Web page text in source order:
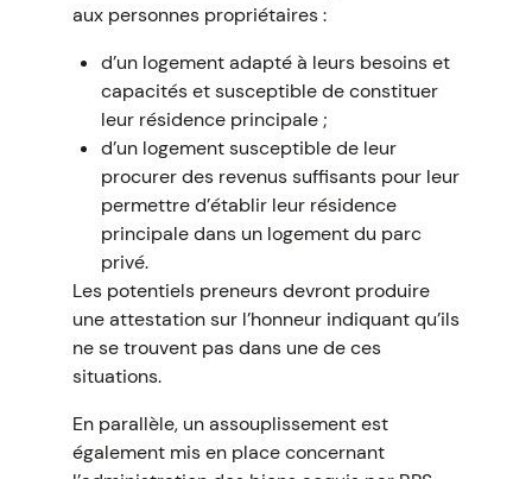
aux personnes propriétaires :
d’un logement adapté à leurs besoins et
capacités et susceptible de constituer
leur résidence principale ;
d’un logement susceptible de leur
procurer des revenus suffisants pour leur
permettre d’établir leur résidence
principale dans un logement du parc
privé.
Les potentiels preneurs devront produire
une attestation sur l’honneur indiquant qu’ils
ne se trouvent pas dans une de ces
situations.
En parallèle, un assouplissement est
également mis en place concernant